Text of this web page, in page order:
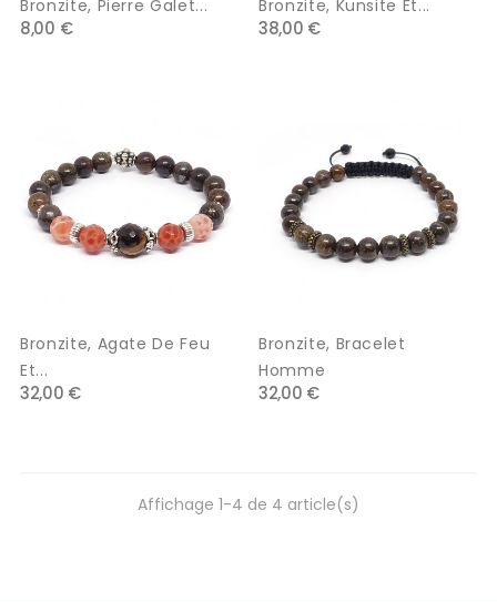
Bronzite, Pierre Galet...
8,00 €
Bronzite, Kunsite Et...
38,00 €
Bronzite, Agate De Feu
Et...
32,00 €
Bronzite, Bracelet
Homme
32,00 €
Affichage 1-4 de 4 article(s)